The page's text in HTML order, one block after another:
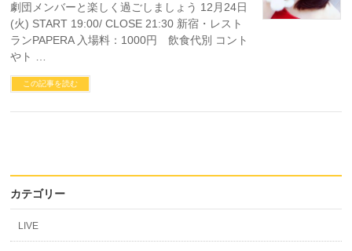
劇団メンバーと楽しく過ごしましょう 12月24日
(火) START 19:00/ CLOSE 21:30 新宿・レスト
ランPAPERA 入場料：1000円 飲食代別 コント
やト …
この記事を読む
カテゴリー
LIVE